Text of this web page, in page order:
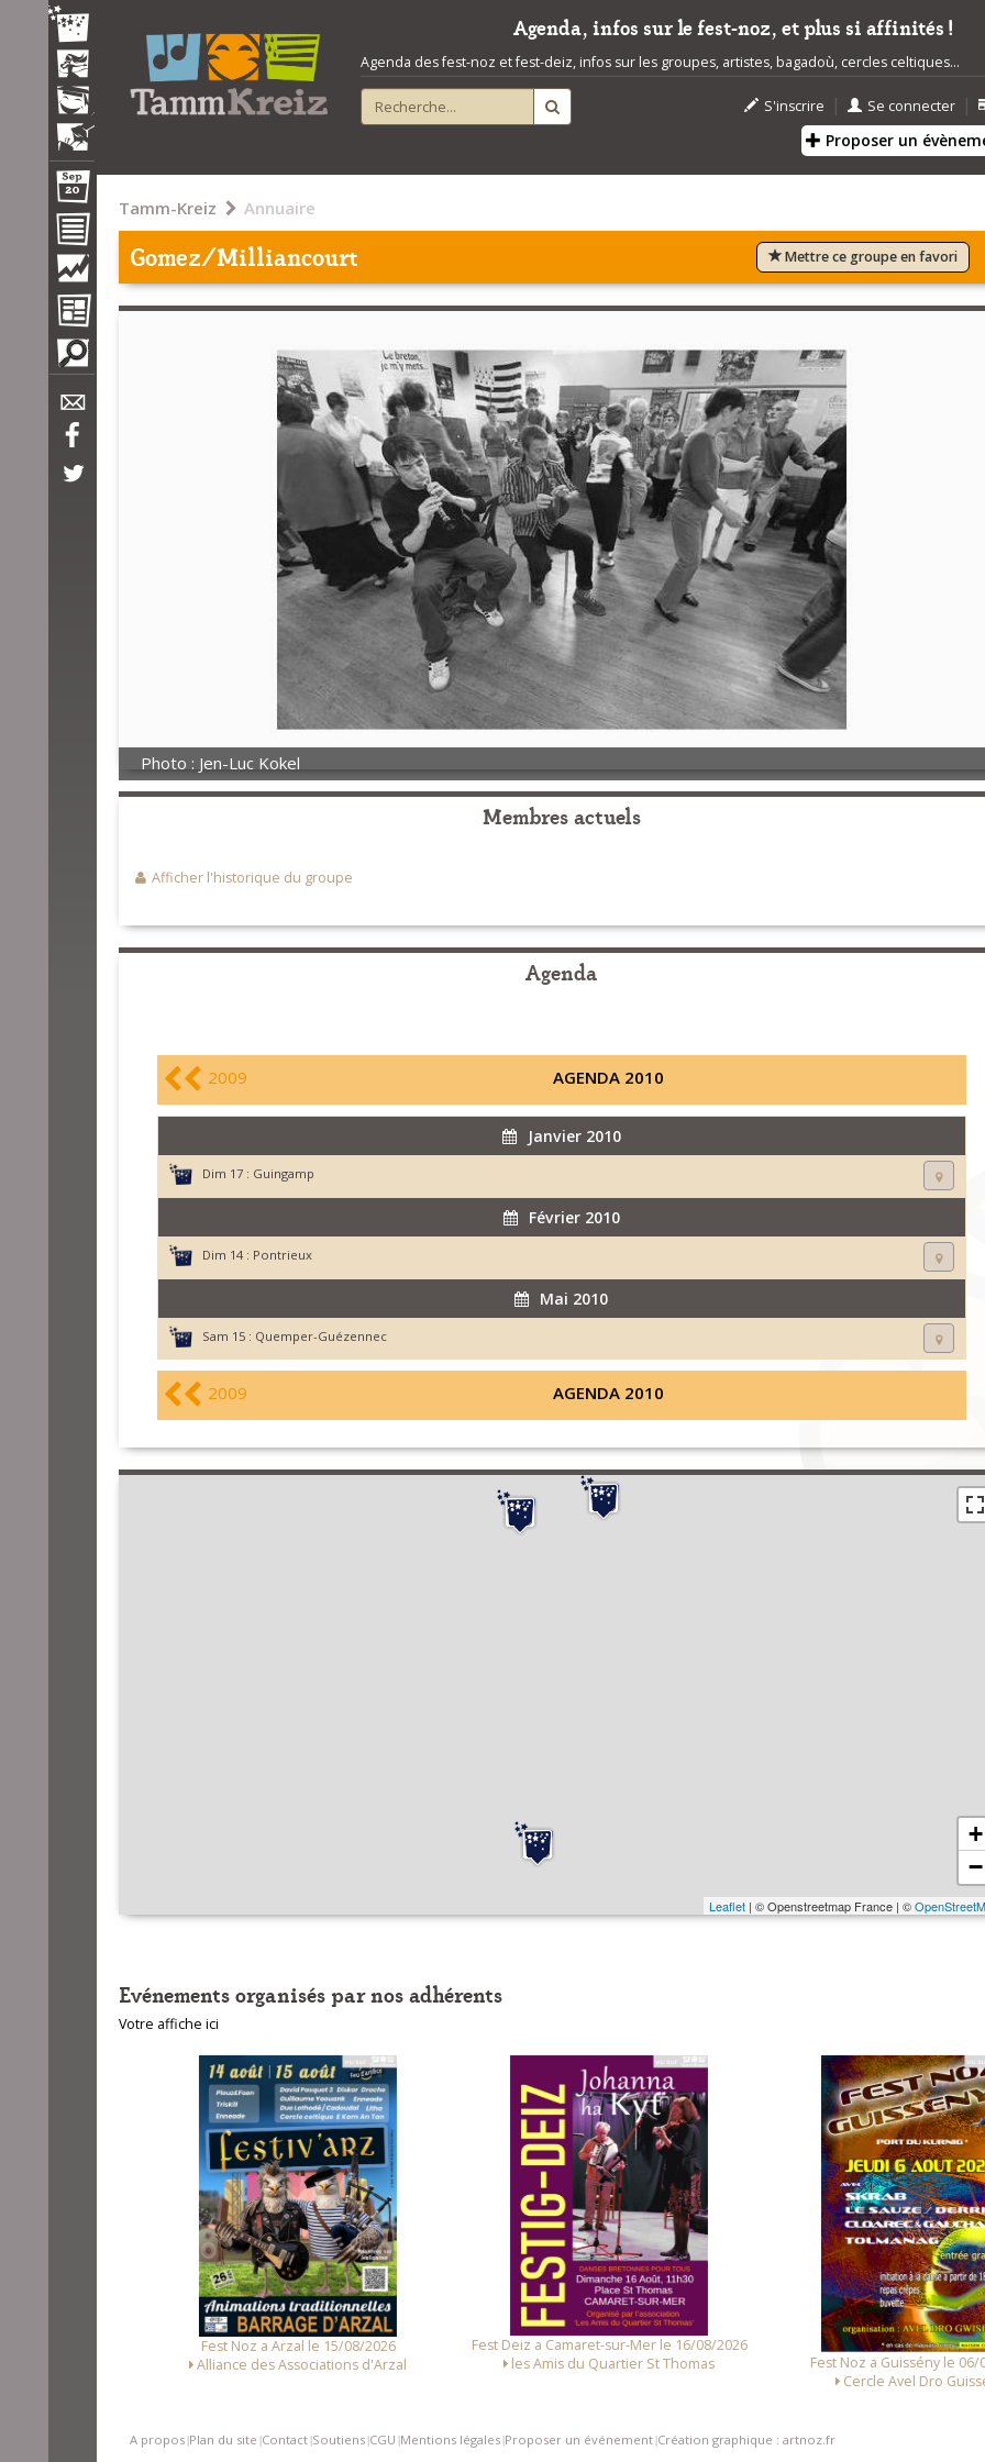
Agenda, infos sur le fest-noz, et plus si affinités !
Agenda des fest-noz et fest-deiz, infos sur les groupes, artistes, bagadoù, cercles celtiques...
S'inscrire | Se connecter |
Proposer un
Tamm-Kreiz Annuaire
Gomez/Milliancourt Mettre ce groupe en favori
Photo : Jen-Luc Kokel
Membres actuels
Afficher l'historique du groupe
Agenda
2009 AGENDA 2010
Janvier 2010
Dim 17 : Guingamp
Février 2010
Dim 14 : Pontrieux
Mai 2010
Sam 15 : Quemper-Guézennec
2009 AGENDA 2010
+
−
Leaflet| © Openstreetmap France | ©
Evénements organisés par nos adhérents
Votre affiche ici
Fest Noz a Arzal le 15/08/2026
Alliance des Associations d'Arzal
Fest Deiz a Camaret-sur-Mer le 16/08/2026
les Amis du Quartier St Thomas
Fest Noz a Guissény le 06/
Cercle Avel Dro
A propos Plan du site Contact Soutiens CGU Mentions légales Proposer un événement Création graphique : artnoz.fr